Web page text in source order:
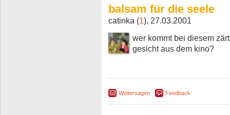
balsam für die seele
catinka (1), 27.03.2001
wer kommt bei diesem
gesicht aus dem kino?
Weitersagen Feedback